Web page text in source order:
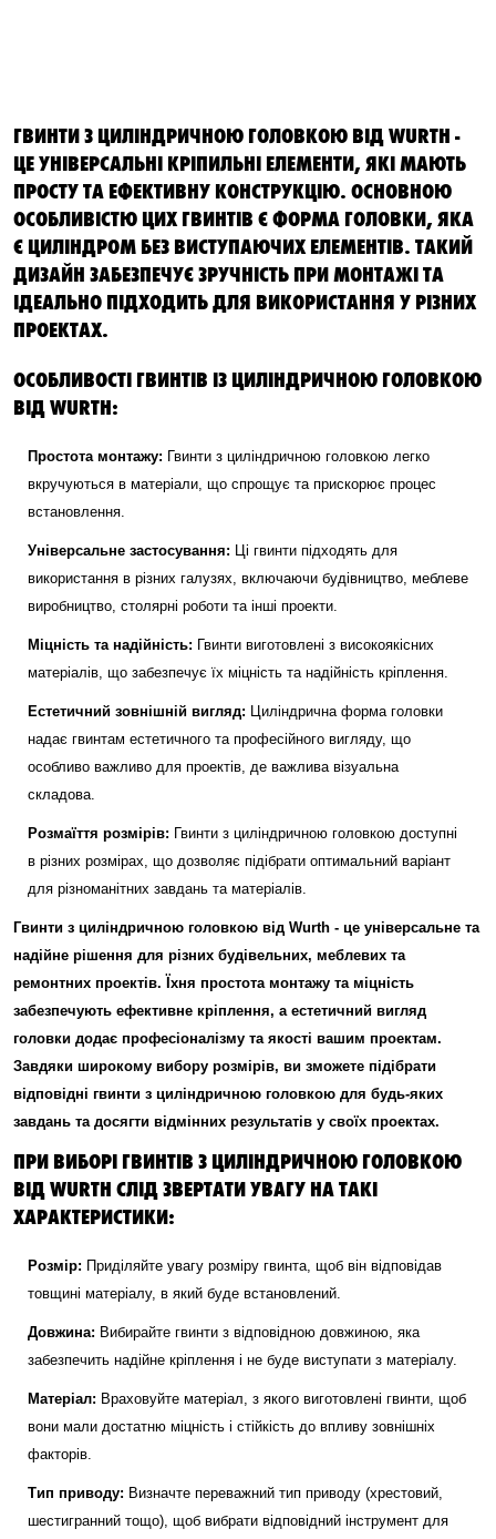
ГВИНТИ З ЦИЛІНДРИЧНОЮ ГОЛОВКОЮ ВІД WURTH -
ЦЕ УНІВЕРСАЛЬНІ КРІПИЛЬНІ ЕЛЕМЕНТИ, ЯКІ МАЮТЬ
ПРОСТУ ТА ЕФЕКТИВНУ КОНСТРУКЦІЮ. ОСНОВНОЮ
ОСОБЛИВІСТЮ ЦИХ ГВИНТІВ Є ФОРМА ГОЛОВКИ, ЯКА
Є ЦИЛІНДРОМ БЕЗ ВИСТУПАЮЧИХ ЕЛЕМЕНТІВ. ТАКИЙ
ДИЗАЙН ЗАБЕЗПЕЧУЄ ЗРУЧНІСТЬ ПРИ МОНТАЖІ ТА
ІДЕАЛЬНО ПІДХОДИТЬ ДЛЯ ВИКОРИСТАННЯ У РІЗНИХ
ПРОЕКТАХ.
ОСОБЛИВОСТІ ГВИНТІВ ІЗ ЦИЛІНДРИЧНОЮ ГОЛОВКОЮ
ВІД WURTH:
Простота монтажу: Гвинти з циліндричною головкою легко
вкручуються в матеріали, що спрощує та прискорює процес
встановлення.
Універсальне застосування: Ці гвинти підходять для
використання в різних галузях, включаючи будівництво, меблеве
виробництво, столярні роботи та інші проекти.
Міцність та надійність: Гвинти виготовлені з високоякісних
матеріалів, що забезпечує їх міцність та надійність кріплення.
Естетичний зовнішній вигляд: Циліндрична форма головки
надає гвинтам естетичного та професійного вигляду, що
особливо важливо для проектів, де важлива візуальна
складова.
Розмаїття розмірів: Гвинти з циліндричною головкою доступні
в різних розмірах, що дозволяє підібрати оптимальний варіант
для різноманітних завдань та матеріалів.
Гвинти з циліндричною головкою від Wurth - це універсальне та
надійне рішення для різних будівельних, меблевих та
ремонтних проектів. Їхня простота монтажу та міцність
забезпечують ефективне кріплення, а естетичний вигляд
головки додає професіоналізму та якості вашим проектам.
Завдяки широкому вибору розмірів, ви зможете підібрати
відповідні гвинти з циліндричною головкою для будь-яких
завдань та досягти відмінних результатів у своїх проектах.
ПРИ ВИБОРІ ГВИНТІВ З ЦИЛІНДРИЧНОЮ ГОЛОВКОЮ
ВІД WURTH СЛІД ЗВЕРТАТИ УВАГУ НА ТАКІ
ХАРАКТЕРИСТИКИ:
Розмір: Приділяйте увагу розміру гвинта, щоб він відповідав
товщині матеріалу, в який буде встановлений.
Довжина: Вибирайте гвинти з відповідною довжиною, яка
забезпечить надійне кріплення і не буде виступати з матеріалу.
Матеріал: Враховуйте матеріал, з якого виготовлені гвинти, щоб
вони мали достатню міцність і стійкість до впливу зовнішніх
факторів.
Тип приводу: Визначте переважний тип приводу (хрестовий,
шестигранний тощо), щоб вибрати відповідний інструмент для